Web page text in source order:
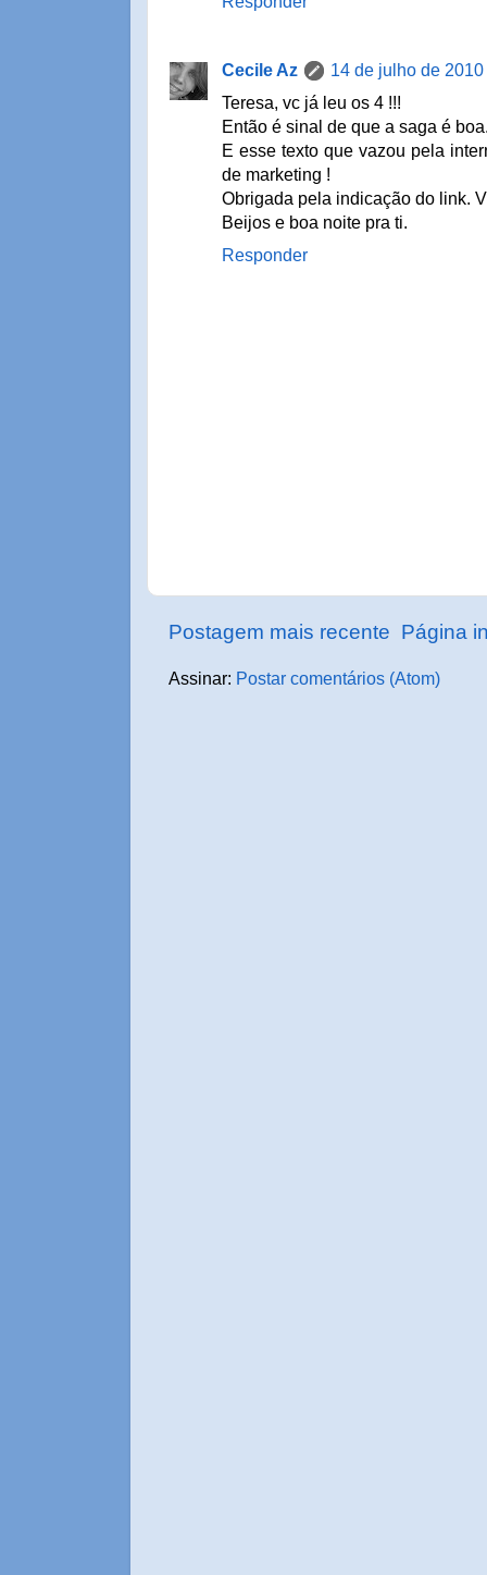
Cecile Az
14 de julho de
Teresa, vc já leu os 4 !!!
Então é sinal de que a saga é
E esse texto que vazou pela
de marketing !
Obrigada pela indicação do link.
Beijos e boa noite pra ti.
Responder
Postagem mais recente Página
Assinar: Postar comentários (Atom)